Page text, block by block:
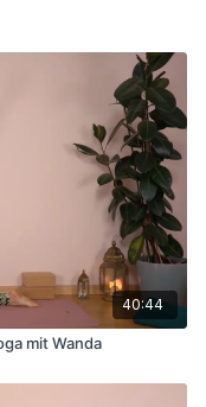
40:44
mit Wanda